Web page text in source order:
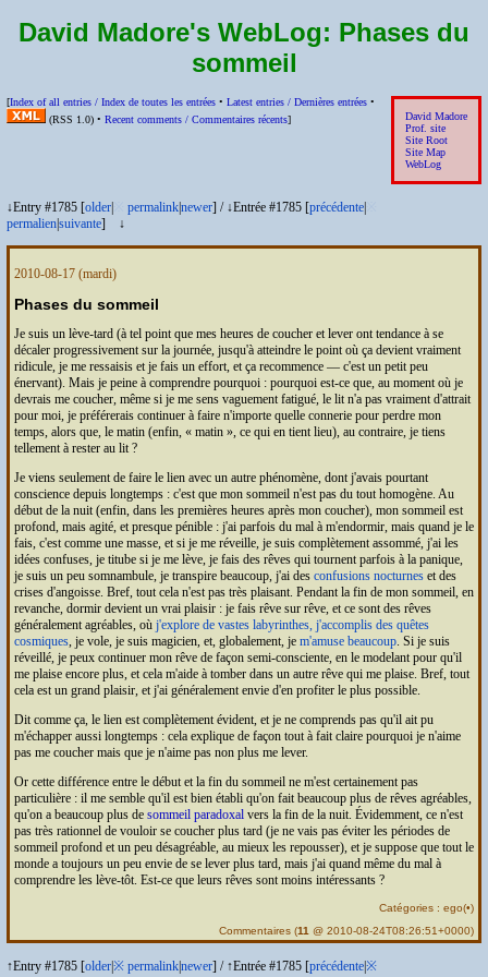
David Madore's WebLog: Phases du
sommeil
David Madore
Prof. site
Site Root
Site Map
WebLog
[Index of all entries / Index de toutes les entrées • Latest entries / Dernières entrées •
(RSS 1.0) • Recent comments / Commentaires récents]
↓Entry #1785 [older permalinknewer] / ↓Entrée #1785 [précédente
permaliensuivante] ↓
2010-08-17(mardi)
Phases du sommeil
Je suis un lève-tard (à tel point que mes heures de coucher et lever ont tendance à se
décaler progressivement sur la journée, jusqu'à atteindre le point où ça devient vraiment
ridicule, je me ressaisis et je fais un effort, et ça recommence — c'est un petit peu
énervant). Mais je peine à comprendre pourquoi : pourquoi est-ce que, au moment où je
devrais me coucher, même si je me sens vaguement fatigué, le lit n'a pas vraiment d'attrait
pour moi, je préférerais continuer à faire n'importe quelle connerie pour perdre mon
temps, alors que, le matin (enfin,
matin
, ce qui en tient lieu), au contraire, je tiens
tellement à rester au lit ?
Je viens seulement de faire le lien avec un autre phénomène, dont j'avais pourtant
conscience depuis longtemps : c'est que mon sommeil n'est pas du tout homogène. Au
début de la nuit (enfin, dans les premières heures après mon coucher), mon sommeil est
profond, mais agité, et presque pénible : j'ai parfois du mal à m'endormir, mais quand je le
fais, c'est comme une masse, et si je me réveille, je suis complètement assommé, j'ai les
idées confuses, je titube si je me lève, je fais des rêves qui tournent parfois à la panique,
je suis un peu somnambule, je transpire beaucoup, j'ai des confusions nocturneset des
crises d'angoisse. Bref, tout cela n'est pas très plaisant. Pendant la fin de mon sommeil, en
revanche, dormir devient un vrai plaisir : je fais rêve sur rêve, et ce sont des rêves
généralement agréables, où j'explore de vastes labyrinthes, j'accomplis des quêtes
cosmiques, je vole, je suis magicien, et, globalement, je m'amuse beaucoup. Si je suis
réveillé, je peux continuer mon rêve de façon semi-consciente, en le modelant pour qu'il
me plaise encore plus, et cela m'aide à tomber dans un autre rêve qui me plaise. Bref, tout
cela est un grand plaisir, et j'ai généralement envie d'en profiter le plus possible.
Dit comme ça, le lien est complètement évident, et je ne comprends pas qu'il ait pu
m'échapper aussi longtemps : cela explique de façon tout à fait claire pourquoi je n'aime
pas me coucher mais que je n'aime pas non plus me lever.
Or cette différence entre le début et la fin du sommeil ne m'est certainement pas
particulière : il me semble qu'il est bien établi qu'on fait beaucoup plus de rêves agréables,
qu'on a beaucoup plus de sommeil paradoxalvers la fin de la nuit. Évidemment, ce n'est
pas très rationnel de vouloir se coucher plus tard (je ne vais pas éviter les périodes de
sommeil profond et un peu désagréable, au mieux les repousser), et je suppose que tout le
monde a toujours un peu envie de se lever plus tard, mais j'ai quand même du mal à
comprendre les lève-tôt. Est-ce que leurs rêves sont moins intéressants ?
Catégories :ego(•)
Commentaires (11 @ 2010-08-24T08:26:51+0000)
↑Entry #1785 [older※ permalinknewer] / ↑Entrée #1785 [précédente※